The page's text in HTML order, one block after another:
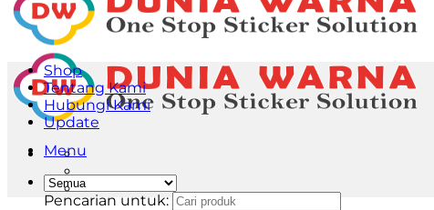
Menu
Pencarian untuk:
Shop
Tentang Kami
Hubungi Kami
Update